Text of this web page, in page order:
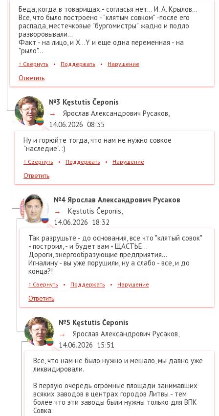
Беда, когда в товарищах - согласья нет... И. А. Крылов...
Все, что было построено - "клятым совком" -после его
распада, местечковые "бургомистры" жадно и подло
разворовывали...
Факт - на лицо, и Х...Y и еще одна переменная - на
"рыло"...
↑ Свернуть • Поддержать • Нарушение
Ответить
№3 Kęstutis Čeponis
→
Ярослав Александрович Русаков,
14.06.2026 08:35
Ну и горюйте тогда, что нам не нужно совкое
"наследие". :)
↑ Свернуть • Поддержать • Нарушение
Ответить
№4 Ярослав Александрович Русаков
→
Kęstutis Čeponis,
14.06.2026 18:32
Так разрушьте - до основания, все что "клятый совок"
- построил, - и будет вам - ЩАСТЬЕ...
Дороги, энергообразующие предприятия...
Игналину - вы уже порушили, ну а слабо - все, и до
конца?!
↑ Свернуть • Поддержать • Нарушение
Ответить
№5 Kęstutis Čeponis
→
Ярослав Александрович Русаков,
14.06.2026 15:51
Все, что нам не было нужно и мешало, мы давно уже
ликвидировали.
В первую очередь огромные площади занимавших
всяких заводов в центрах городов Литвы - тем
более что эти заводы были нужны только для ВПК
Совка.